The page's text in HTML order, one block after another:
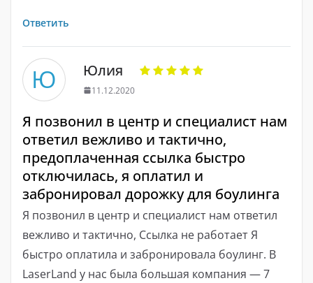
Ответить
Ю Юлия
11.12.2020
Я позвонил в центр и специалист нам
ответил вежливо и тактично,
предоплаченная ссылка быстро
отключилась, я оплатил и
забронировал дорожку для боулинга
Я позвонил в центр и специалист нам ответил
вежливо и тактично, Ссылка не работает Я
быстро оплатила и забронировала боулинг. В
LaserLand у нас была большая компания — 7